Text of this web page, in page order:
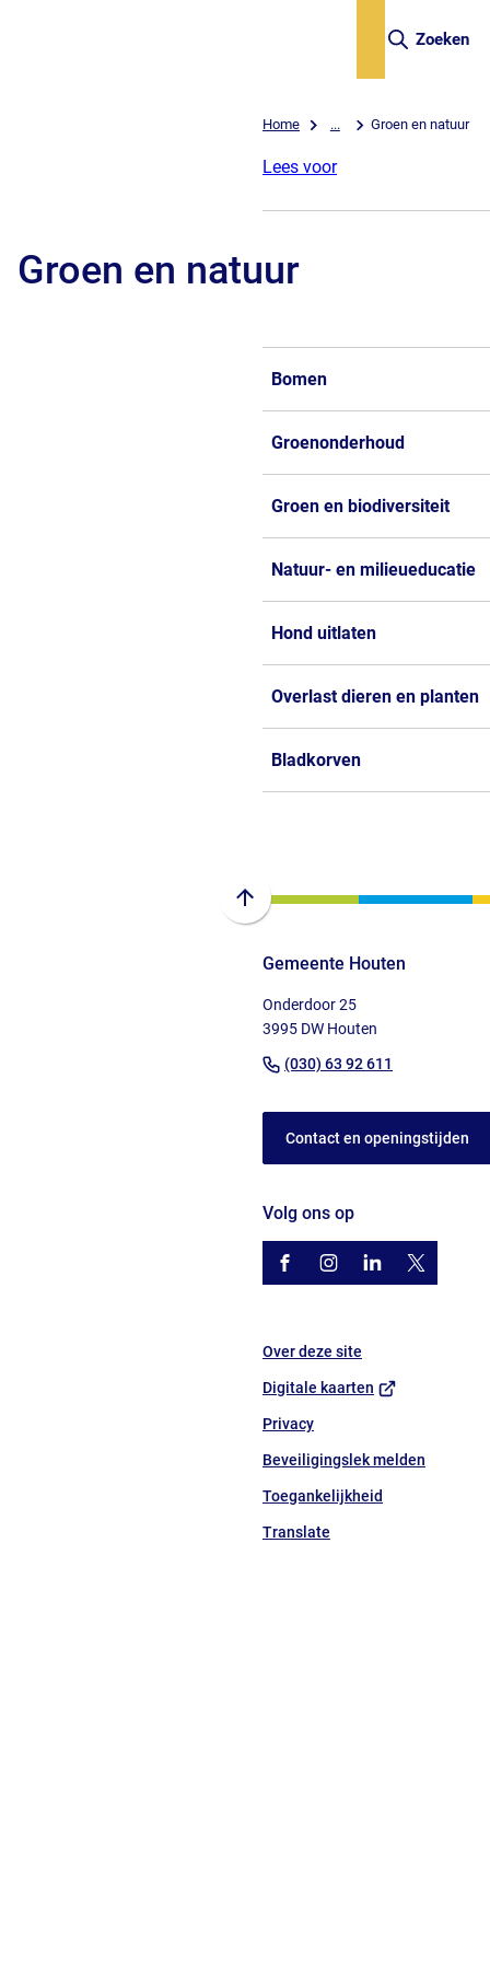
Zoeken
Home ... Groen en natuur
Lees voor
Groen en natuur
Bomen
Groenonderhoud
Groen en biodiversiteit
Natuur- en milieueducatie
Hond uitlaten
Overlast dieren en planten
Bladkorven
Scroll
boven
het
van
paginainhoud
Gemeente Houten
Onderdoor 25
3995 DW Houten
(030) 63 92 611
een
Contact en openingstijden
Volg ons op
/gemhouten
(Verwijst
externe
website)
gemhouten
(Verwijst
externe
website)
gemeente-
(Verwijst
website)
(Verwijst
Over deze site
Digitale kaarten (Verwijst
externe
website)
Privacy
Beveiligingslek melden
Toegankelijkheid
Translate